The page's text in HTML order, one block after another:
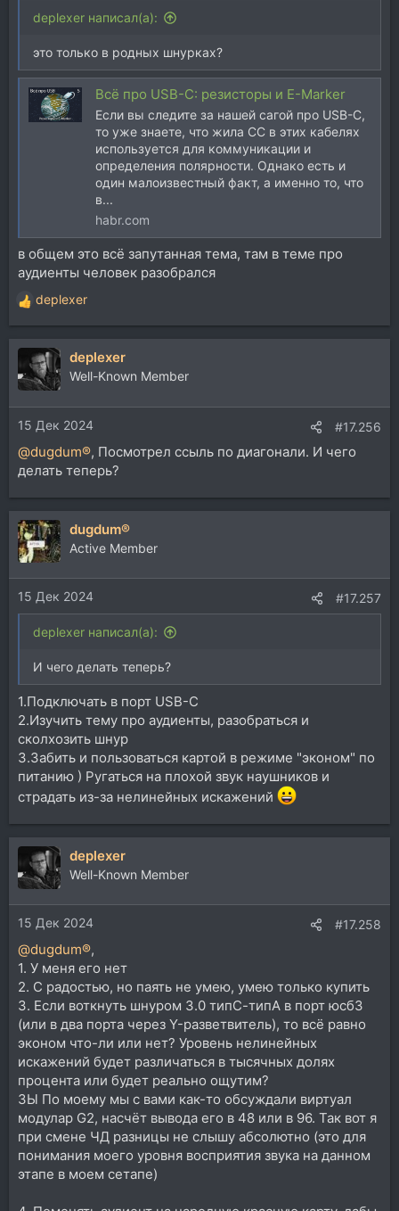
deplexer написал(а):
это только в родных шнурках?
Всё про USB-C: резисторы и E-Marker
Если вы следите за нашей сагой про USB-C,
то уже знаете, что жила CC в этих кабелях
используется для коммуникации и
определения полярности. Однако есть и
один малоизвестный факт, а именно то, что
в...
habr.com
в общем это всё запутанная тема, там в теме про
аудиенты человек разобрался
Р
е
а
ц
и
и
:
deplexer
deplexer
Well-Known Member
15 Дек 2024 #17.256
@dugdum®, Посмотрел ссыль по диагонали. И чего
делать теперь?
dugdum®
Active Member
15 Дек 2024 #17.257
deplexer написал(а):
И чего делать теперь?
1.Подключать в порт USB-C
2.Изучить тему про аудиенты, разобраться и
сколхозить шнур
3.Забить и пользоваться картой в режиме "эконом" по
питанию ) Ругаться на плохой звук наушников и
страдать из-за нелинейных искажений
deplexer
Well-Known Member
15 Дек 2024 #17.258
@dugdum®,
1. У меня его нет
2. С радостью, но паять не умею, умею только купить
3. Если воткнуть шнуром 3.0 типС-типА в порт юсб3
(или в два порта через Y-разветвитель), то всё равно
эконом что-ли или нет? Уровень нелинейных
искажений будет различаться в тысячных долях
процента или будет реально ощутим?
ЗЫ По моему мы с вами как-то обсуждали виртуал
модулар G2, насчёт вывода его в 48 или в 96. Так вот я
при смене ЧД разницы не слышу абсолютно (это для
понимания моего уровня восприятия звука на данном
этапе в моем сетапе)